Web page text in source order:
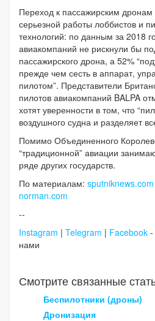
Переход к пассажирским дронам
серьезной работы лоббистов и
технологий: по данным за 2018
авиакомпаний не рискнули бы
пассажирского дрона, а 52%
прежде чем сесть в аппарат,
пилотом”. Представители
пилотов авиакомпаний BALPA
хотят уверенности в том, что
воздушного судна и разделяет
Помимо Объединенного
“традиционной” авиации
ряде других государств.
По материалам: sputniknews.com
norman.com
--
Instagram | Telegram | Facebook -
нами
Смотрите связанные
Беспилотники (дроны)
Дронизация